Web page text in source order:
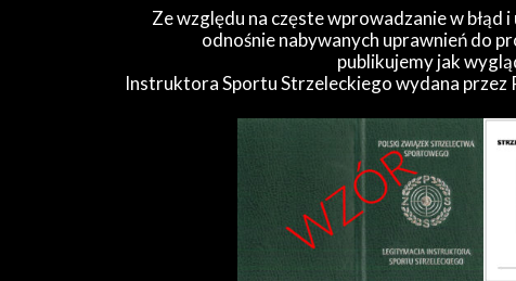
Ze względu na częste wprowadzanie w
odnośnie nabywanych uprawnień do
publikujemy jak
Instruktora Sportu Strzeleckiego wydana